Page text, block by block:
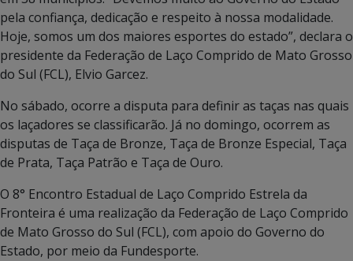
pela confiança, dedicação e respeito à nossa modalidade.
Hoje, somos um dos maiores esportes do estado”, declara o
presidente da Federação de Laço Comprido de Mato Grosso
do Sul (FCL), Elvio Garcez.
No sábado, ocorre a disputa para definir as taças nas quais
os laçadores se classificarão. Já no domingo, ocorrem as
disputas de Taça de Bronze, Taça de Bronze Especial, Taça
de Prata, Taça Patrão e Taça de Ouro.
O 8° Encontro Estadual de Laço Comprido Estrela da
Fronteira é uma realização da Federação de Laço Comprido
de Mato Grosso do Sul (FCL), com apoio do Governo do
Estado, por meio da Fundesporte.